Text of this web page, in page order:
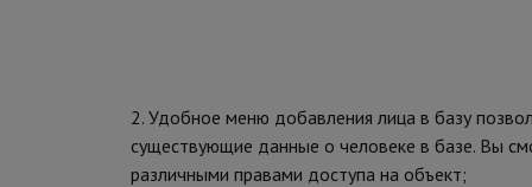
2. Удобное меню добавления лица в базу
существующие данные о человеке в базе. Вы
различными правами доступа на объект;